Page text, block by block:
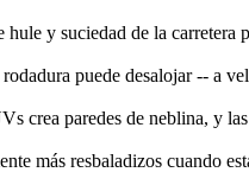
y suciedad de la carretera
puede desalojar -- a
crea paredes de neblina, y
más resbaladizos cuando